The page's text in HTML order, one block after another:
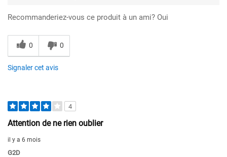
Recommanderiez-vous ce produit à un ami? Oui
0 0
Signaler cet avis
4
Attention de ne rien oublier
il y a 6 mois
G2D